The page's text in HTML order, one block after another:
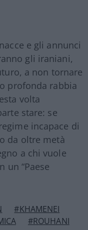
e gli annunci
gli iraniani,
a non tornare
profonda rabbia
volta
stare: se
incapace di
da oltre metà
a chi vuole
un “Paese
#KHAMENEI
#ROUHANI